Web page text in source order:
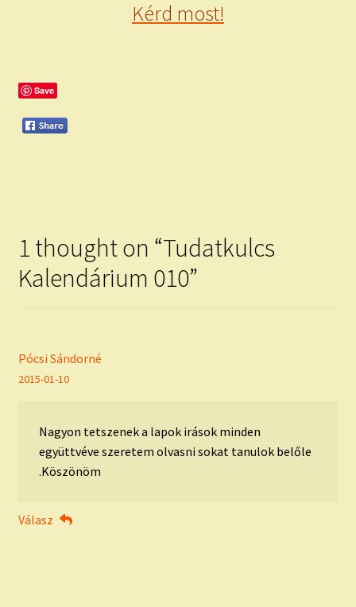
Kérd most!
Save
1 thought on “Tudatkulcs
Kalendárium 010”
Pócsi Sándorné
2015-01-10
Nagyon tetszenek a lapok irások minden
együttvéve szeretem olvasni sokat tanulok belőle
.Köszönöm
Válasz